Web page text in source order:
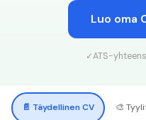
Luo oma
✓ATS-
📄 Täydellinen CV 🎨